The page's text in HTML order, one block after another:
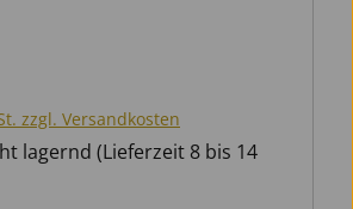
zzgl. Versandkosten
lagernd (Lieferzeit 8 bis 14